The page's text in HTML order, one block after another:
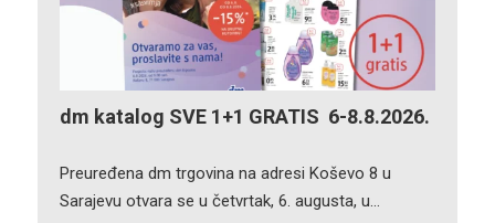
dm katalog SVE 1+1 GRATIS 6-8.8.2026.
Preuređena dm trgovina na adresi Koševo 8 u
Sarajevu otvara se u četvrtak, 6. augusta, u…